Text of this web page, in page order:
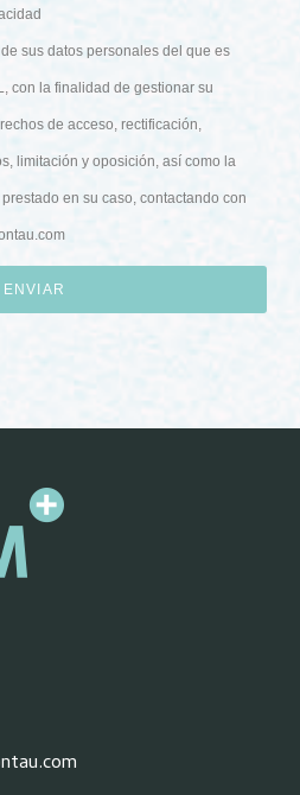
sus datos personales del que es
con la finalidad de gestionar su
de acceso, rectificación,
limitación y oposición, así como la
en su caso, contactando con
ENVIAR